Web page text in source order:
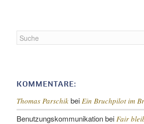
KOMMENTARE:
Thomas Parschikbei Ein Bruchpilot im
Benutzungskommunikationbei Fair